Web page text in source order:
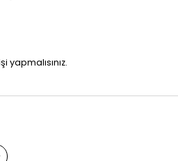
yapmalısınız.